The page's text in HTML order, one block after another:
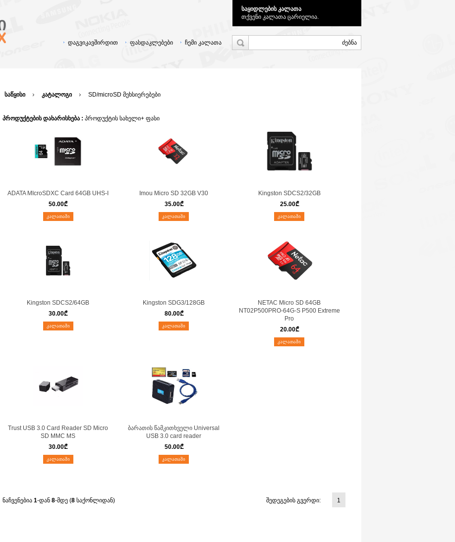
საყიდლების კალათა
თქვენი კალათა ცარიელია.
ჩემი კალათა
ფასდაკლებები
დაგვიკავშირდით
საწყისი კატალოგი SD/microSD მეხსიერებები
პროდუქტების დახარისხება : პროდუქტის სახელი+ ფასი
ADATA MIcroSDXC Card 64GB UHS-I
50.00₾
ᲙᲐᲚᲐᲗᲐᲨᲘ
Imou Micro SD 32GB V30
35.00₾
ᲙᲐᲚᲐᲗᲐᲨᲘ
Kingston SDCS2/32GB
25.00₾
ᲙᲐᲚᲐᲗᲐᲨᲘ
Kingston SDCS2/64GB
30.00₾
ᲙᲐᲚᲐᲗᲐᲨᲘ
Kingston SDG3/128GB
80.00₾
ᲙᲐᲚᲐᲗᲐᲨᲘ
NETAC Micro SD 64GB
NT02P500PRO-64G-S P500 Extreme
Pro
20.00₾
ᲙᲐᲚᲐᲗᲐᲨᲘ
Trust USB 3.0 Card Reader SD Micro
SD MMC MS
30.00₾
ᲙᲐᲚᲐᲗᲐᲨᲘ
ბარათის წამკითხველი Universal
USB 3.0 card reader
50.00₾
ᲙᲐᲚᲐᲗᲐᲨᲘ
შედეგების გვერდი: 1
ნაჩვენებია 1-დან 8-მდე (8 საქონლიდან)